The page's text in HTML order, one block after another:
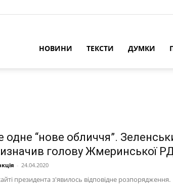
НОВИНИ ТЕКСТИ ДУМКИ
одне “нове обличчя”.
голову Жмеринської
- 24.04.2020
президента з'явилось відповідне розпорядження.